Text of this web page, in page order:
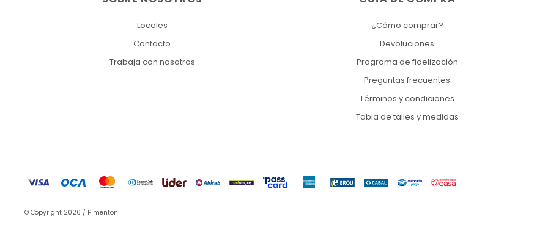
¿Cómo comprar?
Devoluciones
Programa de fidelización
Preguntas frecuentes
Términos y condiciones
Tabla de talles y medidas
Locales
Contacto
Trabaja con nosotros
© Copyright 2026 / Pimenton